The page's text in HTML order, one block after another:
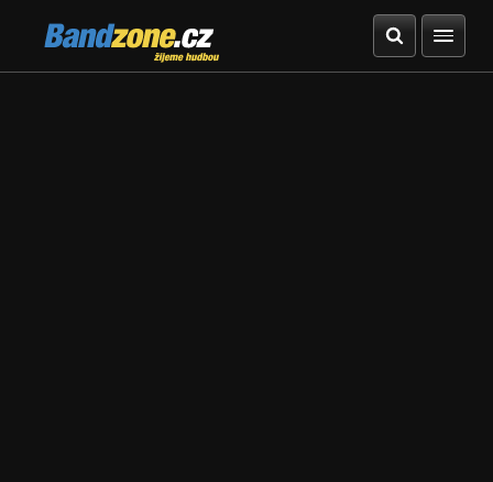
Bandzone.cz
žijeme hudbou